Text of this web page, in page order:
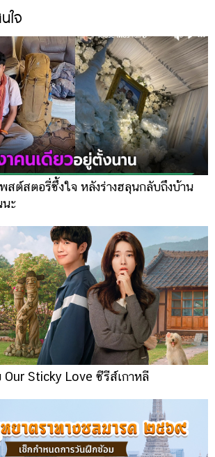
ใจ
สต์สตอรี่ซึ้งใจ หลังร่างฮลุนกลับถึงบ้าน
ะ
Our Sticky Love ซีรีส์เกาหลี